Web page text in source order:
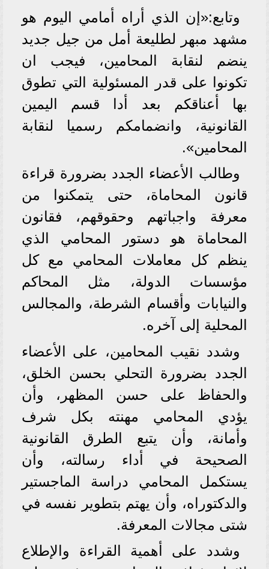
وتابع:«إن الذي أراه أمامي اليوم هو
مشهد مبهر لطليعة أمل من جيل جديد
ينضم لنقابة المحامين، فيجب ان
تكونوا على قدر المسئولية التي تطوق
بها أعناقكم بعد أدا قسم اليمين
القانونية، وانضمامكم رسميا لنقابة
المحامين».
وطالب الأعضاء الجدد بضرورة قراءة
قانون المحاماة، حتى يتمكنوا من
معرفة واجباتهم وحقوقهم، فقانون
المحاماة هو دستور المحامي الذي
ينظم كل معاملات المحامي مع كل
مؤسسات الدولة، مثل المحاكم
والنيابات وأقسام الشرطة، والمجالس
المحلية إلى آخره.
وشدد نقيب المحامين، على الأعضاء
الجدد بضرورة التحلي بحسن الخلق،
والحفاظ على حسن المظهر، وأن
يؤدي المحامي مهنته بكل شرف
وأمانة، وأن يتبع الطرق القانونية
الصحيحة في أداء رسالته، وأن
يستكمل المحامي دراسة الماجستير
والدكتوراه، وأن يهتم بتطوير نفسه في
شتى مجالات المعرفة.
وشدد على أهمية القراءة والإطلاع